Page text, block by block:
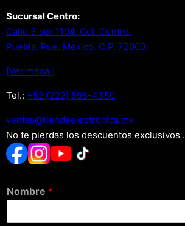
Sucursal Centro:
Calle 3 sur 1104, Col. Centro.
Puebla, Pue. Mexico. C.P. 72000.
[Ver mapa.]
Tel.: +52 (222) 598-4350
xm.acinortceleedneit@satnev
No te pierdas los descuentos exclusivos .
Nombre *